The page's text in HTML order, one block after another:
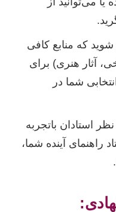
که منابع کافی
آثار هنری) برای
شما در
نظر استادان باتجربه
راهنمای آینده شما،